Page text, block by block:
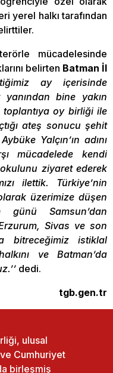
yerel halkı tarafından
mücadelesinde
belirten Batman İl
ay içerisinde
bine yakın
toplantıya oy birliği ile
ateş sonucu şehit
Yalçın’ın adını
mücadelede kendi
ziyaret ederek
ilettik. Türkiye’nin
üzerimize düşen
Samsun’dan
Sivas ve son
bitreceğimiz istiklal
ve Batman’da
dedi.
tgb.gen.tr
ulusal
ve Cumhuriyet
birleşmiş